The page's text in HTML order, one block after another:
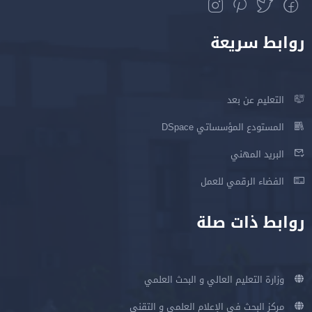
روابط سريعة
التعليم عن بعد
المستودع المؤسساتي DSpace
البريد المهني
الفضاء الرقمي للعمل
روابط ذات صلة
وزارة التعليم العالي و البحث العلمي
مركز البحث في الإعلام العلمي و التقني